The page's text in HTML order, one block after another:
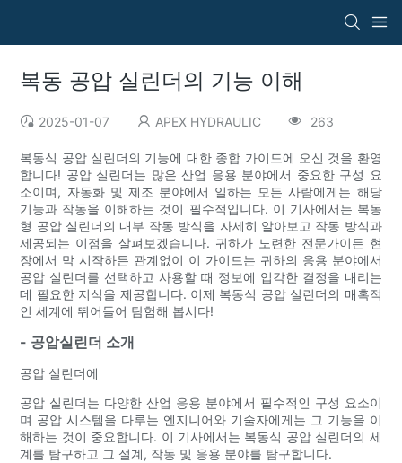
복동 공압 실린더의 기능 이해
2025-01-07 APEX HYDRAULIC 263
복동식 공압 실린더의 기능에 대한 종합 가이드에 오신 것을 환영
합니다! 공압 실린더는 많은 산업 응용 분야에서 중요한 구성 요
소이며, 자동화 및 제조 분야에서 일하는 모든 사람에게는 해당
기능과 작동을 이해하는 것이 필수적입니다. 이 기사에서는 복동
형 공압 실린더의 내부 작동 방식을 자세히 알아보고 작동 방식과
제공되는 이점을 살펴보겠습니다. 귀하가 노련한 전문가이든 현
장에서 막 시작하든 관계없이 이 가이드는 귀하의 응용 분야에서
공압 실린더를 선택하고 사용할 때 정보에 입각한 결정을 내리는
데 필요한 지식을 제공합니다. 이제 복동식 공압 실린더의 매혹적
인 세계에 뛰어들어 탐험해 봅시다!
- 공압실린더 소개
공압 실린더에
공압 실린더는 다양한 산업 응용 분야에서 필수적인 구성 요소이
며 공압 시스템을 다루는 엔지니어와 기술자에게는 그 기능을 이
해하는 것이 중요합니다. 이 기사에서는 복동식 공압 실린더의 세
계를 탐구하고 그 설계, 작동 및 응용 분야를 탐구합니다.